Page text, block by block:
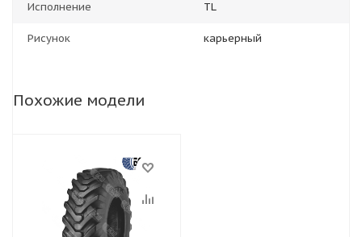
Исполнение TL
Рисунок карьерный
Похожие модели